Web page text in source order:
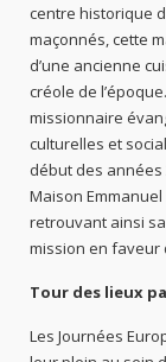
centre historique
maçonnés, cette
d’une ancienne
créole de
missionnaire
culturelles et
début des années
Maison
retrouvant ainsi
mission en faveur
Tour des lieux
Les Journées